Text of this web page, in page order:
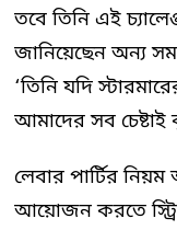
তবে তিনি এই
জানিয়েছেন অন্য
‘তিনি যদি
আমাদের সব চেষ্টাই
লেবার পার্টির
আয়োজন করতে